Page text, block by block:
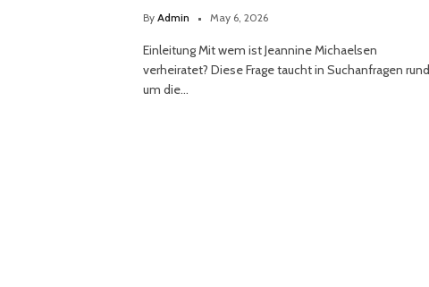
By Admin May 6, 2026
Einleitung Mit wem ist Jeannine Michaelsen
verheiratet? Diese Frage taucht in Suchanfragen rund
um die…